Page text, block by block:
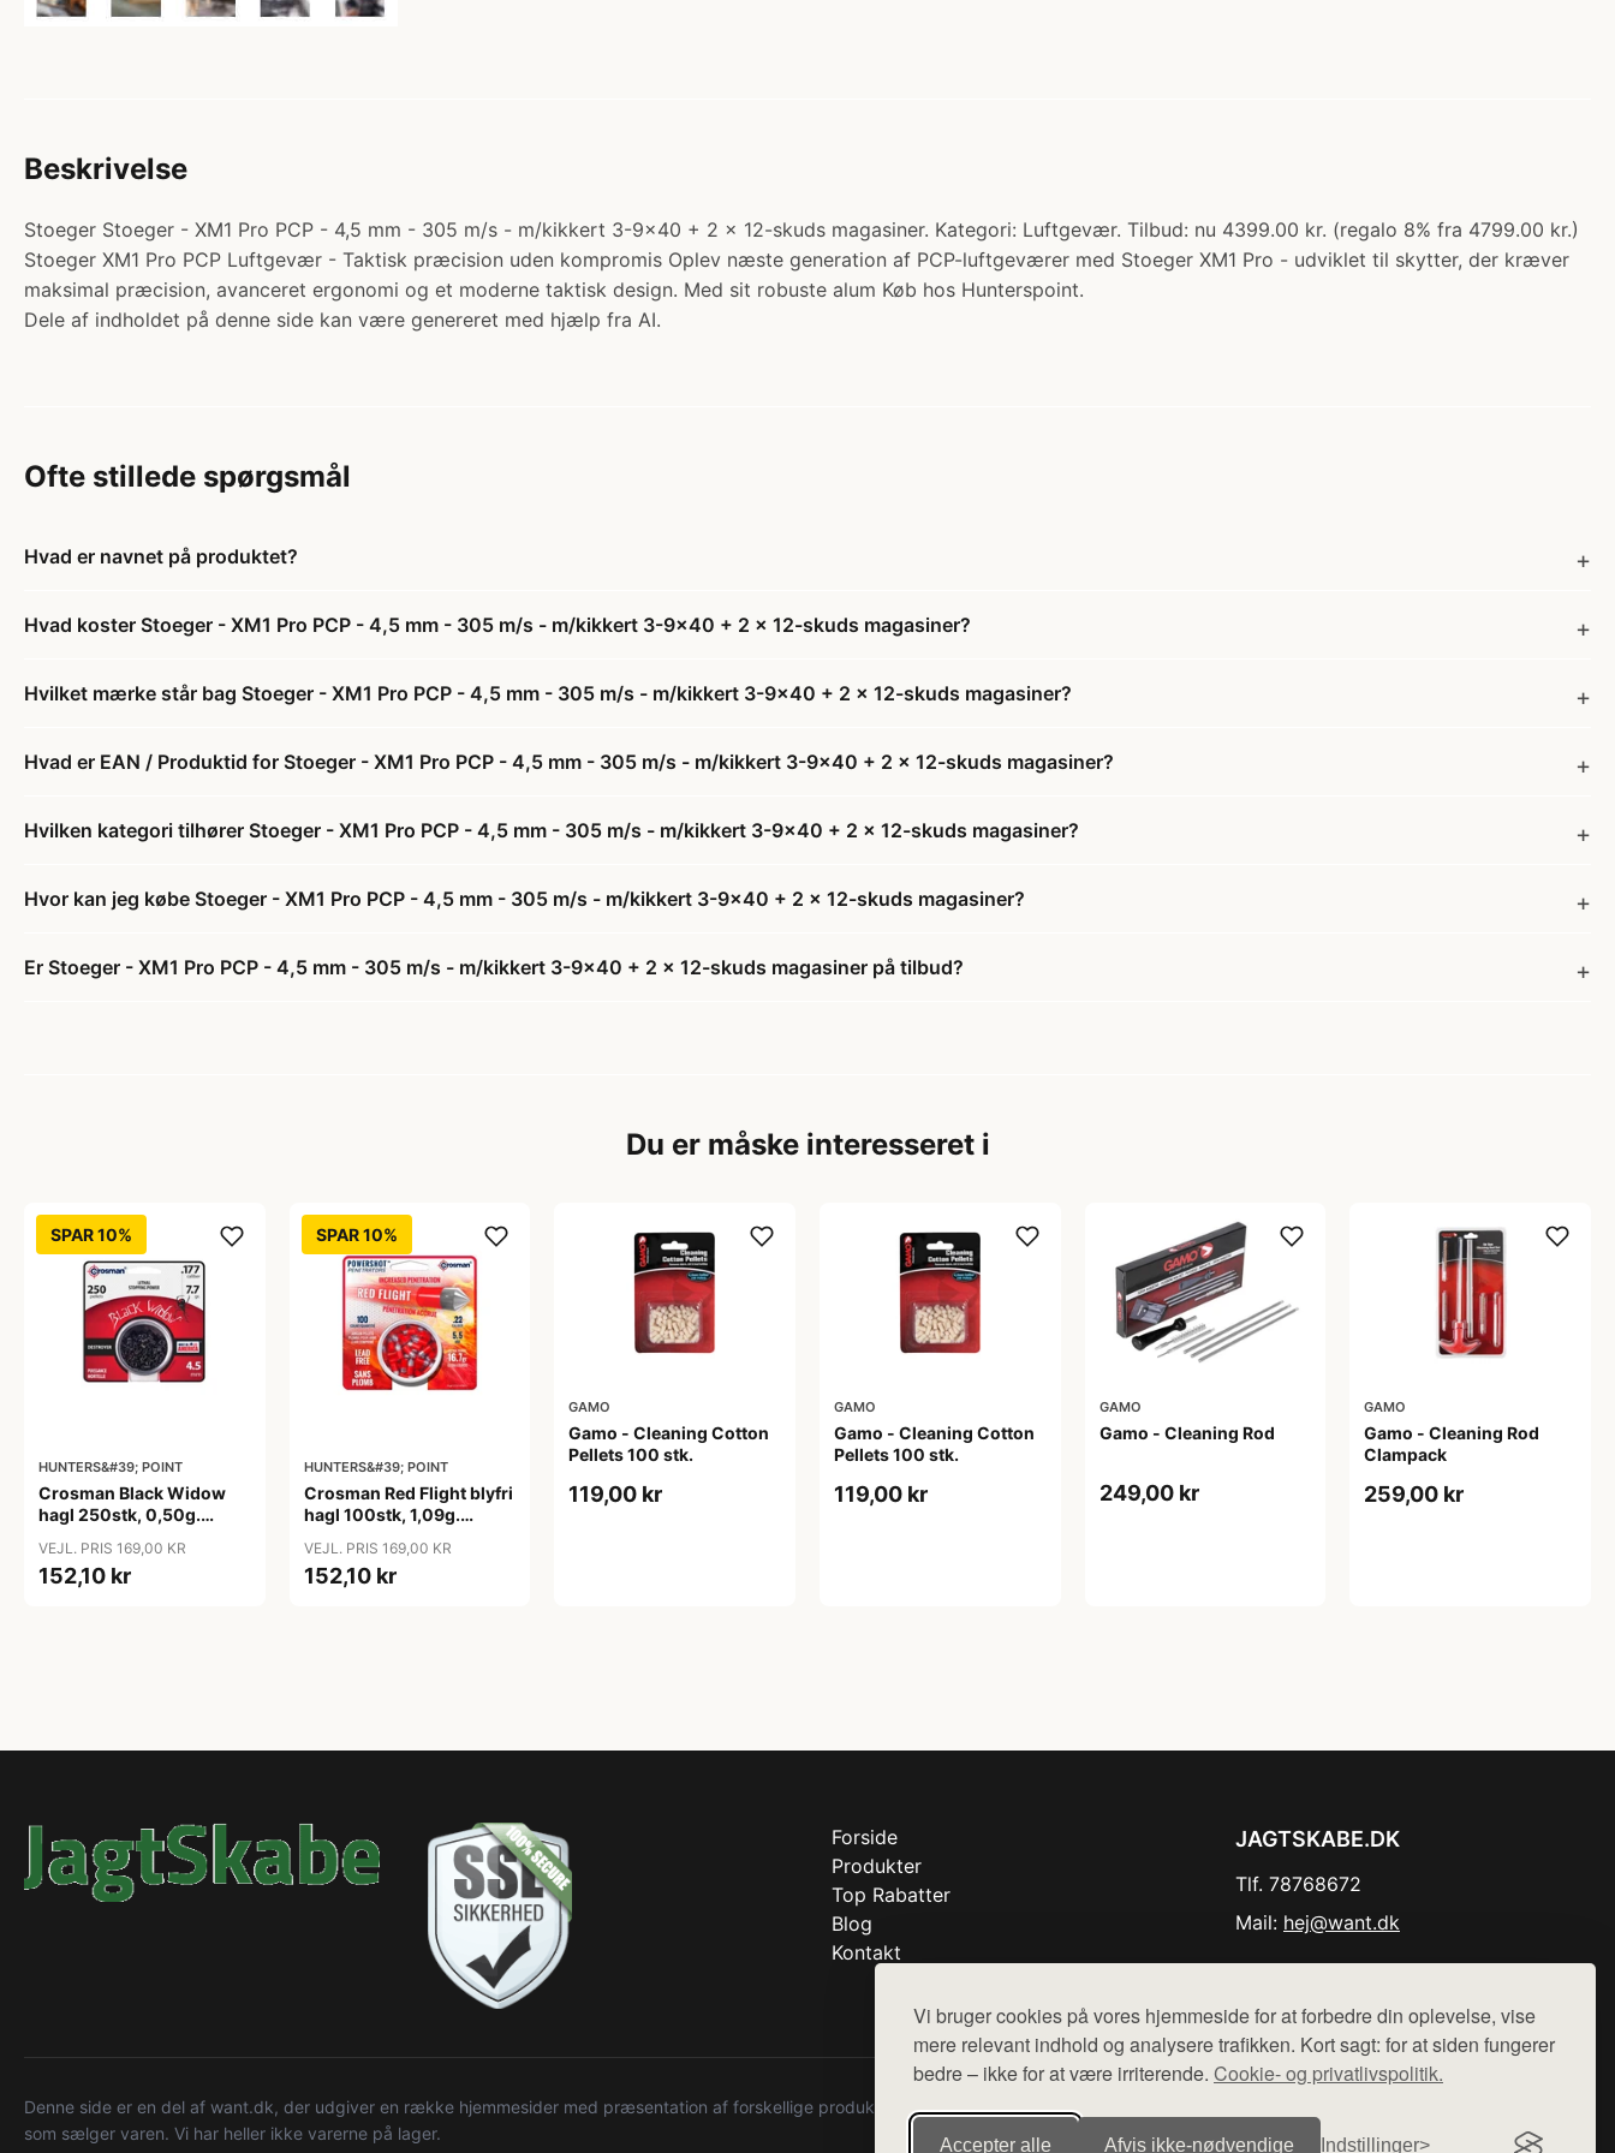
Vi bruger cookies på vores hjemmeside for at forbedre din oplevelse, vise
mere relevant indhold og analysere trafikken. Kort sagt: for at siden fungerer
bedre – ikke for at være irriterende. Cookie- og privatlivspolitik.
Accepter alle Afvis ikke‑nødvendige Indstillinger
Beskrivelse
Stoeger Stoeger - XM1 Pro PCP - 4,5 mm - 305 m/s - m/kikkert 3-9x40 + 2 x 12-skuds magasiner. Kategori: Luftgevær. Tilbud: nu 4399.00 kr. (regalo 8% fra 4799.00 kr.)
Stoeger XM1 Pro PCP Luftgevær - Taktisk præcision uden kompromis Oplev næste generation af PCP-luftgeværer med Stoeger XM1 Pro - udviklet til skytter, der kræver
maksimal præcision, avanceret ergonomi og et moderne taktisk design. Med sit robuste alum Køb hos Hunterspoint.
Dele af indholdet på denne side kan være genereret med hjælp fra AI.
Ofte stillede spørgsmål
Hvad er navnet på produktet?
Hvad koster Stoeger - XM1 Pro PCP - 4,5 mm - 305 m/s - m/kikkert 3-9x40 + 2 x 12-skuds magasiner?
Hvilket mærke står bag Stoeger - XM1 Pro PCP - 4,5 mm - 305 m/s - m/kikkert 3-9x40 + 2 x 12-skuds magasiner?
Hvad er EAN / Produktid for Stoeger - XM1 Pro PCP - 4,5 mm - 305 m/s - m/kikkert 3-9x40 + 2 x 12-skuds magasiner?
Hvilken kategori tilhører Stoeger - XM1 Pro PCP - 4,5 mm - 305 m/s - m/kikkert 3-9x40 + 2 x 12-skuds magasiner?
Hvor kan jeg købe Stoeger - XM1 Pro PCP - 4,5 mm - 305 m/s - m/kikkert 3-9x40 + 2 x 12-skuds magasiner?
Er Stoeger - XM1 Pro PCP - 4,5 mm - 305 m/s - m/kikkert 3-9x40 + 2 x 12-skuds magasiner på tilbud?
Du er måske interesseret i
SPAR 10%
HUNTERS&#39; POINT
Crosman Black Widow
hagl 250stk, 0,50g.
VEJL. PRIS 169,00 KR
152,10 kr
SPAR 10%
HUNTERS&#39; POINT
Crosman Red Flight blyfri
hagl 100stk, 1,09g.
VEJL. PRIS 169,00 KR
152,10 kr
GAMO
Gamo - Cleaning Cotton
Pellets 100 stk.
119,00 kr
GAMO
Gamo - Cleaning Cotton
Pellets 100 stk.
119,00 kr
GAMO
Gamo - Cleaning Rod
249,00 kr
GAMO
Gamo - Cleaning Rod
Clampack
259,00 kr
Forside
Produkter
Top Rabatter
Blog
Kontakt
JAGTSKABE.DK
Tlf. 78768672
Mail: hej@want.dk
Denne side er en del af want.dk, der udgiver en række hjemmesider med præsentation af forskellige produkter fra diverse webshops. Der sælges ikke varer fra denne side - vi henviser til de shops,
som sælger varen. Vi har heller ikke varerne på lager.